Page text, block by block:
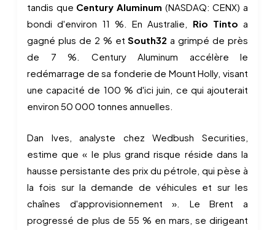
tandis que Century Aluminum (NASDAQ: CENX) a
bondi d'environ 11 %. En Australie, Rio Tinto a
gagné plus de 2 % etSouth32 a grimpé de près
de 7 %. Century Aluminum accélère le
redémarrage de sa fonderie de Mount Holly, visant
une capacité de 100 % d'ici juin, ce qui ajouterait
environ 50 000 tonnes annuelles.
Dan Ives, analyste chez Wedbush Securities,
estime que « le plus grand risque réside dans la
hausse persistante des prix du pétrole, qui pèse à
la fois sur la demande de véhicules et sur les
chaînes d'approvisionnement ». Le Brent a
progressé de plus de 55 % en mars, se dirigeant